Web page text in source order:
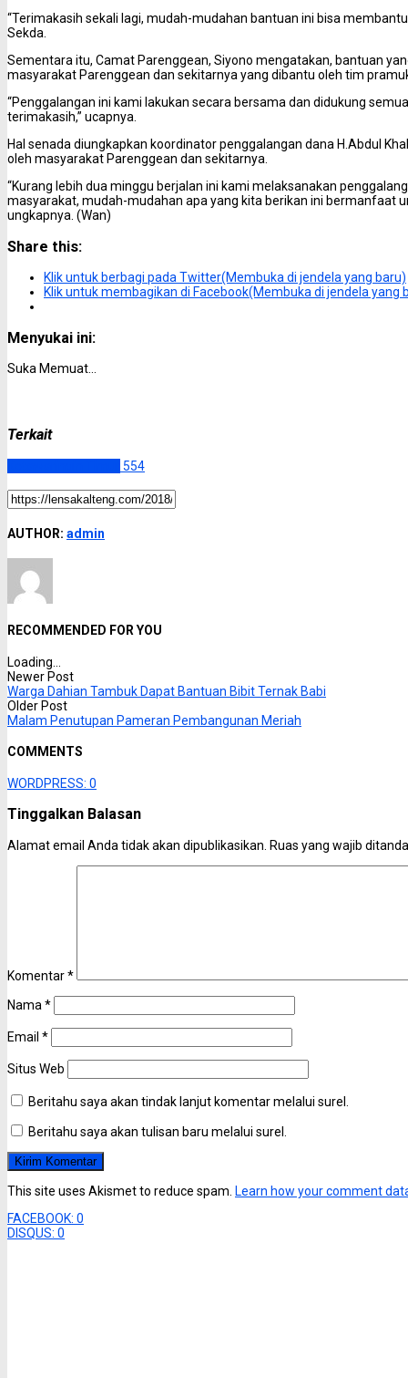
“Terimakasih sekali lagi, mudah-mudahan bantuan ini bisa
Sekda.
Sementara itu, Camat Parenggean, Siyono mengatakan, bantuan
masyarakat Parenggean dan sekitarnya yang dibantu oleh tim
“Penggalangan ini kami lakukan secara bersama dan didukung
terimakasih,” ucapnya.
Hal senada diungkapkan koordinator penggalangan dana H.Abdul
oleh masyarakat Parenggean dan sekitarnya.
“Kurang lebih dua minggu berjalan ini kami melaksanakan
masyarakat, mudah-mudahan apa yang kita berikan ini bermanfaat
ungkapnya. (Wan)
Share this:
Klik untuk berbagi pada Twitter(Membuka di jendela yang baru)
Klik untuk membagikan di Facebook(Membuka di jendela yang
Menyukai ini:
Suka Memuat...
Terkait
554
AUTHOR: admin
RECOMMENDED FOR YOU
Loading...
Newer Post
Warga Dahian Tambuk Dapat Bantuan Bibit Ternak Babi
Older Post
Malam Penutupan Pameran Pembangunan Meriah
COMMENTS
WORDPRESS: 0
Tinggalkan Balasan
Alamat email Anda tidak akan dipublikasikan. Ruas yang wajib
Komentar*
Nama *
Email *
Situs Web
Beritahu saya akan tindak lanjut komentar melalui surel.
Beritahu saya akan tulisan baru melalui surel.
This site uses Akismet to reduce spam. Learn how your comment
FACEBOOK: 0
DISQUS: 0